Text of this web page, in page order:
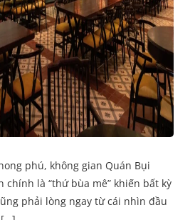
phú, không gian Quán Bụi
chính là “thứ bùa mê” khiến bất kỳ
phải lòng ngay từ cái nhìn đầu